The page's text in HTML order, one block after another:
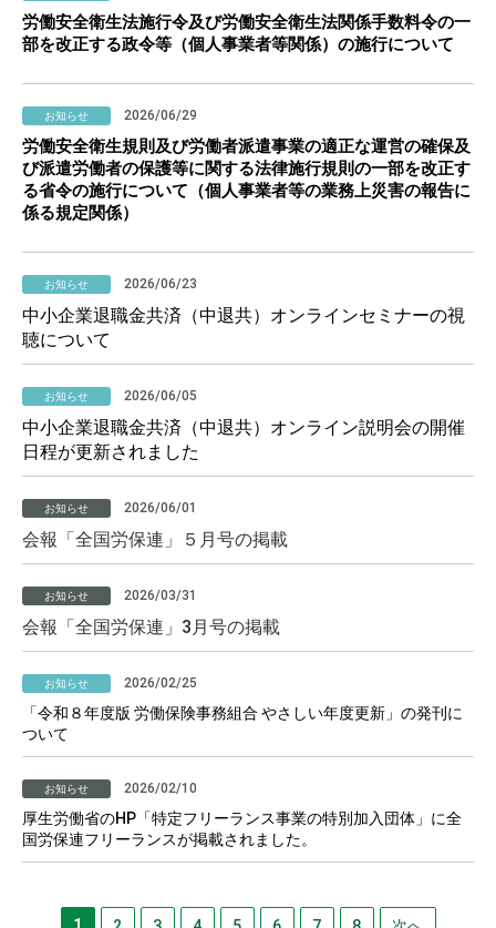
労働安全衛生法施行令及び労働安全衛生法関係手数料令の一
部を改正する政令等（個人事業者等関係）の施行について
お知らせ 2026/06/29
労働安全衛生規則及び労働者派遣事業の適正な運営の確保及
び派遣労働者の保護等に関する法律施行規則の一部を改正す
る省令の施行について（個人事業者等の業務上災害の報告に
係る規定関係）
お知らせ 2026/06/23
中小企業退職金共済（中退共）オンラインセミナーの視
聴について
お知らせ 2026/06/05
中小企業退職金共済（中退共）オンライン説明会の開催
日程が更新されました
お知らせ 2026/06/01
会報「全国労保連」５月号の掲載
お知らせ 2026/03/31
会報「全国労保連」3月号の掲載
お知らせ 2026/02/25
「令和８年度版 労働保険事務組合 やさしい年度更新」の発刊に
ついて
お知らせ 2026/02/10
厚生労働省のHP「特定フリーランス事業の特別加入団体」に全
国労保連フリーランスが掲載されました。